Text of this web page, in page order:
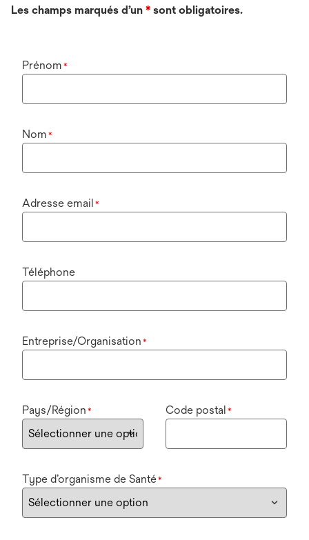
Les champs marqués d’un * sont obligatoires.
Prénom *
Nom *
Adresse email *
Téléphone
Entreprise/Organisation *
Pays/Région * Code postal *
Type d’organisme de Santé*